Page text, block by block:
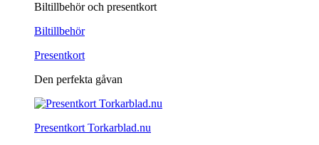
Biltillbehör och presentkort
Biltillbehör
Presentkort
Den perfekta gåvan
Presentkort Torkarblad.nu